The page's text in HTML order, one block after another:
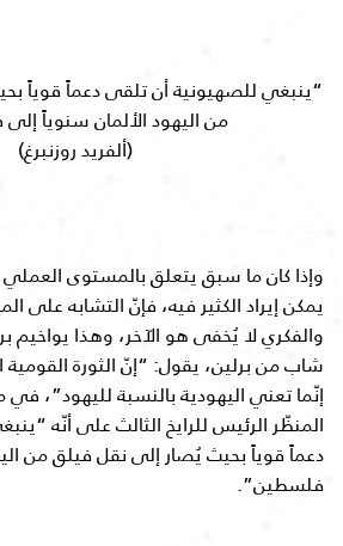
“ينبغي للصهيونية أن تلقى دعماً قوياً
من اليهود الألمان سنوياً
(ألفريد روزنبرغ)
وإذا كان ما سبق يتعلق بالمستوى العملي
يمكن إيراد الكثير فيه، فإنّ التشابه على
والفكري لا يُخفى هو الآخر، وهذا يواخيم
شاب من برلين، يقول: “إنّ الثورة القومية
إنّما تعني اليهودية بالنسبة لليهود”، في
المنظّر الرئيس للرايخ الثالث على أنّه
دعماً قوياً بحيث يُصار إلى نقل فيلق من
فلسطين”.